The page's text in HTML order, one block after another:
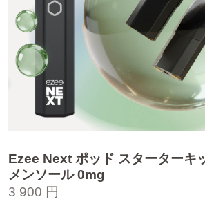
Ezee Next ポッド スターターキ
メンソール 0mg
3 900 円